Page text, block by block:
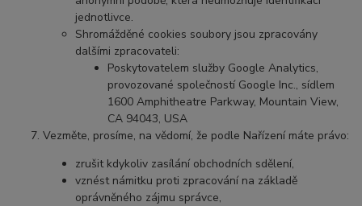
jednotlivce.
Shromážděné cookies soubory jsou zpracovány
dalšími zpracovateli:
Poskytovatelem služby Google Analytics,
provozované společností Google Inc., sídlem
1600 Amphitheatre Parkway, Mountain View,
CA 94043, USA
Vezměte, prosíme, na vědomí, že podle Nařízení máte právo:
zrušit kdykoliv zasílání obchodních sdělení,
vznést námitku proti zpracování na základě
oprávněného zájmu správce,